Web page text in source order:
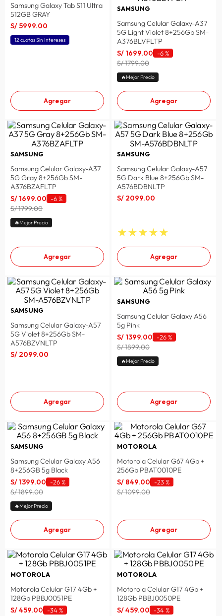
Samsung Galaxy Tab S11 Ultra
512GB GRAY
S/ 5999.00
12 cuotas Sin Intereses
Agregar
SAMSUNG
Samsung Celular Galaxy-A37
5G Light Violet 8+256Gb SM-
A376BLVFLTP
S/ 1699.00 -6 %
S/ 1799.00
🔥Mejor Precio
Agregar
SAMSUNG
Samsung Celular Galaxy-A37
5G Gray 8+256Gb SM-
A376BZAFLTP
S/ 1699.00 -6 %
S/ 1799.00
🔥Mejor Precio
Agregar
SAMSUNG
Samsung Celular Galaxy-A57
5G Dark Blue 8+256Gb SM-
A576BDBNLTP
S/ 2099.00
★★★★★
Agregar
SAMSUNG
Samsung Celular Galaxy-A57
5G Violet 8+256Gb SM-
A576BZVNLTP
S/ 2099.00
Agregar
SAMSUNG
Samsung Celular Galaxy A56
5g Pink
S/ 1399.00 -26 %
S/ 1899.00
🔥Mejor Precio
Agregar
SAMSUNG
Samsung Celular Galaxy A56
8+256GB 5g Black
S/ 1399.00 -26 %
S/ 1899.00
🔥Mejor Precio
Agregar
MOTOROLA
Motorola Celular G67 4Gb +
256Gb PBAT0010PE
S/ 849.00 -23 %
S/ 1099.00
Agregar
MOTOROLA
Motorola Celular G17 4Gb +
128Gb PBBJ0051PE
S/459.00 -34 %
MOTOROLA
Motorola Celular G17 4Gb +
128Gb PBBJ0050PE
S/459.00 -34 %